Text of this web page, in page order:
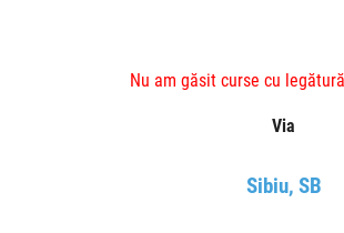
Nu am găsit curse cu
Via
Sibiu, SB